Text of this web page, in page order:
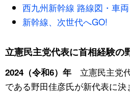
西九州新幹線 路線図・車
新幹線、次世代へGO!
立憲民主党代表に首相経験の
2024（令和6）年立憲民主党代
である野田佳彦氏が新代表に決